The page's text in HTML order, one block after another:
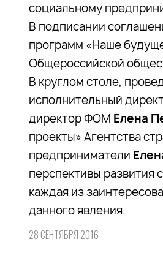
социальному
В подписании
программ «Наше
Общероссийской
В круглом столе,
исполнительный
директор ФОМ Елена
проекты» Агентства
предприниматели
перспективы развития
каждая из
данного явления.
28 СЕНТЯБРЯ 2016